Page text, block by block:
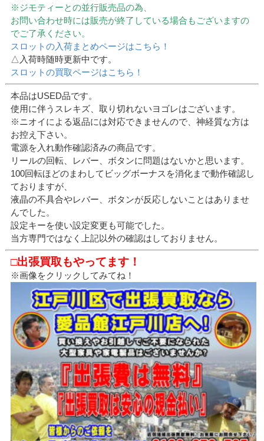
※ジモティーとの並行販売品の為、
お問い合わせ時には販売が終了している場合もございますの
でご了承ください。
スロットの入荷まとめページはこちら！
△入荷時随時更新中です。
スロットの買取ページはこちら！
本品はUSED品です。
使用に伴うスレキズ、取り切れないヨゴレはございます。
※ニオイによる返品には対応できませんので、神経質な方は
お控え下さい。
電源を入れ動作確認済みの商品です。
リールの回転、レバー、ボタンに問題はないかと思います。
100回転ほどのまわしてビッグボーナスを消化まで動作確認し
ておりますが、
液晶の不具合やレバー、ボタンが反応しないことはありませ
んでした。
設定キーを使い設定変更も可能でした。
当方専門ではなく上記以外の確認はしておりません。
□出張買取もやってます！
※画像をクリックしてみてね！